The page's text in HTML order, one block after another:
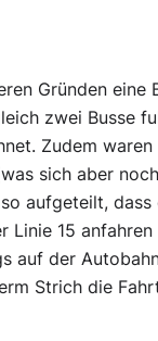
Gründen
zwei Busse
Zudem
sich aber
aufgeteilt,
Linie 15
auf der
Strich die